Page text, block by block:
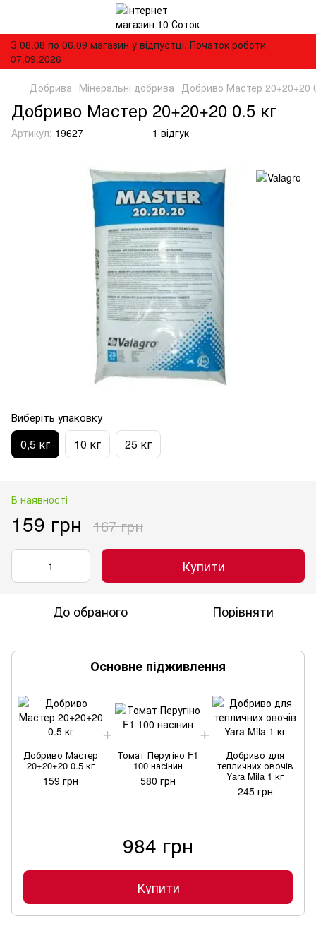
З 08.08 по 06.09 магазин у відпустці. Початок роботи
07.09.2026
Добрива Мінеральні добрива Добриво Мастер 20+20+20
Добриво Мастер 20+20+20 0.5 кг
Артикул: 19627 1 відгук
Виберіть упаковку
0,5 кг 10 кг 25 кг
В наявності
159 грн 167 грн
Купити
До обраного Порівняти
Основне підживлення
Добриво Мастер
20+20+20 0.5 кг
159 грн
Томат Перугіно F1
100 насінин
580 грн
Добриво для
тепличних овочів
Yara Mila 1 кг
245 грн
984 грн
Купити